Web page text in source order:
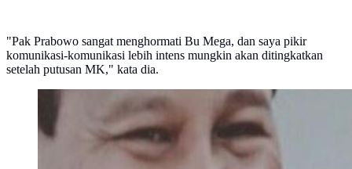
"Pak Prabowo sangat menghormati Bu Mega, dan saya pikir
komunikasi-komunikasi lebih intens mungkin akan ditingkatkan
setelah putusan MK," kata dia.